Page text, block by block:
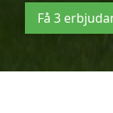
Få 3